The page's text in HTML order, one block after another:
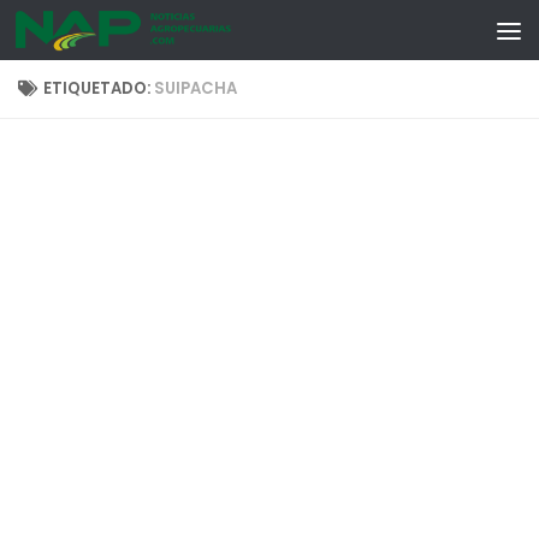
Skip to content
ETIQUETADO: SUIPACHA